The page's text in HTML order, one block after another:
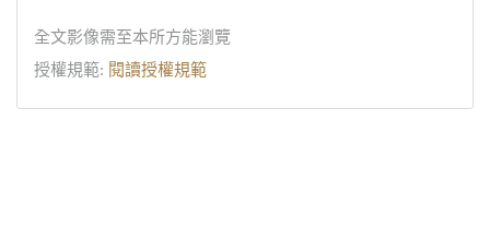
全文影像需至本所方能瀏覽
授權規範: 閱讀授權規範